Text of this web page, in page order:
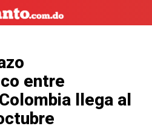
entre
llega al